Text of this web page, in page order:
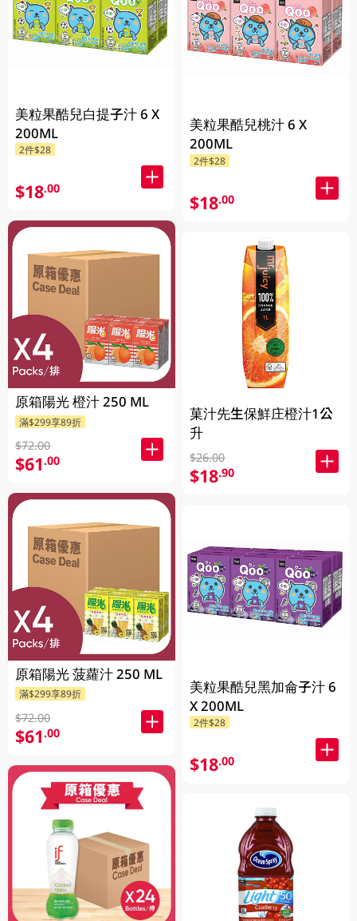
美粒果酷兒白提子汁 6 X
200ML
2件$28
$18.00
原箱陽光 橙汁 250 ML
滿$299享89折
$72.00
$61.00
原箱陽光 菠蘿汁 250 ML
滿$299享89折
$72.00
$61.00
美粒果酷兒桃汁 6 X
200ML
2件$28
$18.00
菓汁先生保鮮庄橙汁1公
升
$26.00
$18.90
美粒果酷兒黑加侖子汁 6
X 200ML
2件$28
$18.00